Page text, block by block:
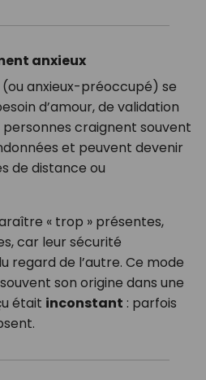
anxieux
anxieux-préoccupé) se
d’amour, de validation
craignent souvent
et peuvent devenir
de distance ou
« trop » présentes,
car leur sécurité
regard de l’autre. Ce mode
son origine dans une
était inconstant : parfois